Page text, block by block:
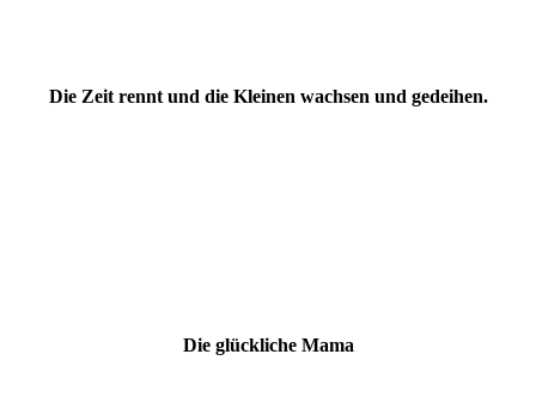
Die Zeit rennt und die Kleinen wachsen und gedeihen.
Die glückliche Mama